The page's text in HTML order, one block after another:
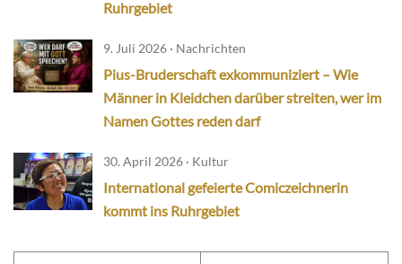
Ruhrgebiet
9. Juli 2026 · Nachrichten
Pius-Bruderschaft exkommuniziert – Wie
Männer in Kleidchen darüber streiten, wer im
Namen Gottes reden darf
30. April 2026 · Kultur
International gefeierte Comiczeichnerin
kommt ins Ruhrgebiet